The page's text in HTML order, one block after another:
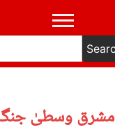
مشرق وسطیٰ جنگ